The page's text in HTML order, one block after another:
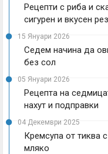
Рецепти с риба и
сигурен и вкусен
15 Януари 2026
Седем начина да
без сол
05 Януари 2026
Рецепта на
нахут и подправки
04 Декември 2025
Кремсупа от тиква
мляко